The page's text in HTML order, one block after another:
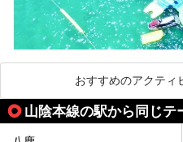
おすすめのアクティ
山陰本線の駅から同じテ